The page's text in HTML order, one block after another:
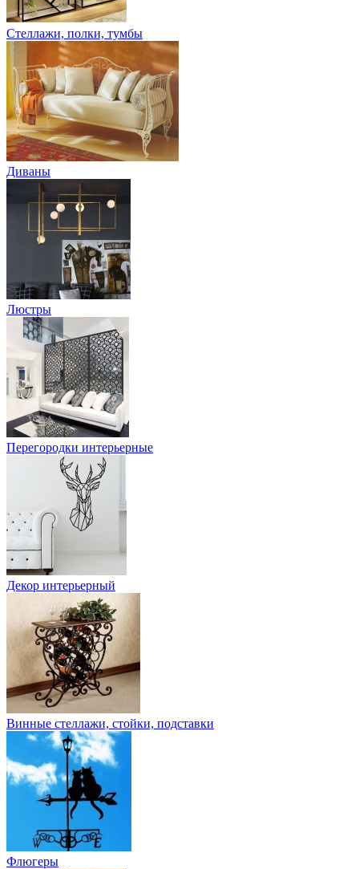
Стеллажи, полки, тумбы
Диваны
Люстры
Перегородки интерьерные
Декор интерьерный
Винные стеллажи, стойки, подставки
Флюгеры